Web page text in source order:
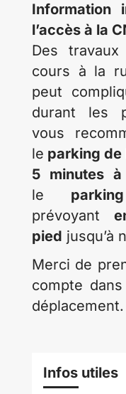
Information
l’accès à la
Des
cours à la
peut
durant les
vous
le parking de
5 minutes
le
prévoyant
pied jusqu’à
Merci de
compte
déplacement.
Infos utiles